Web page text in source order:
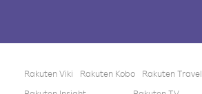
Rakuten Viki Rakuten Kobo Rakuten Travel